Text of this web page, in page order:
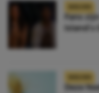
Fans
Deze